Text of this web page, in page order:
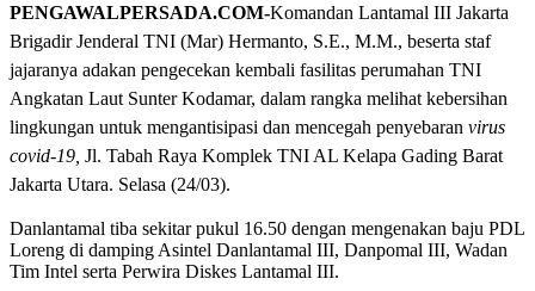
PENGAWALPERSADA.COM-Komandan Lantamal III Jakarta
Brigadir Jenderal TNI (Mar) Hermanto, S.E., M.M., beserta staf
jajaranya adakan pengecekan kembali fasilitas perumahan TNI
Angkatan Laut Sunter Kodamar, dalam rangka melihat kebersihan
lingkungan untuk mengantisipasi dan mencegah penyebaran virus
covid-19 Jl. Tabah Raya Komplek TNI AL Kelapa Gading Barat
Jakarta Utara. Selasa (24/03).
Danlantamal tiba sekitar pukul 16.50 dengan mengenakan baju PDL
Loreng di damping Asintel Danlantamal III, Danpomal III, Wadan
Tim Intel serta Perwira Diskes Lantamal III.